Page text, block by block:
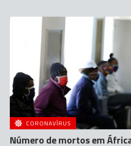
CORONAVÍRUS
Número de mortos em